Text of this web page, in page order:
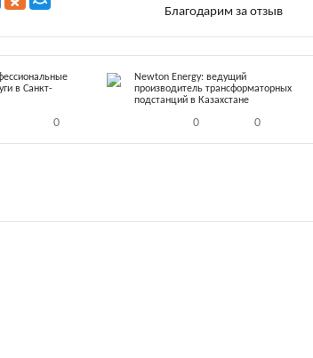
Благодарим за отзыв
в Санкт-
0
Newton Energy: ведущий
производитель трансформаторных
подстанций в Казахстане
0 0